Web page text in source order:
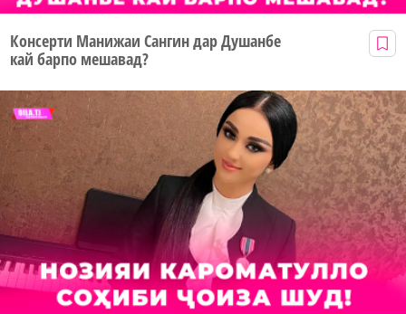
Консерти Манижаи Сангин дар Душанбе
кай барпо мешавад?